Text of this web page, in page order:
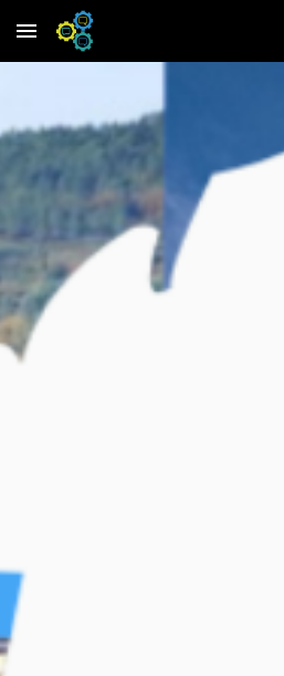
Skip to main content